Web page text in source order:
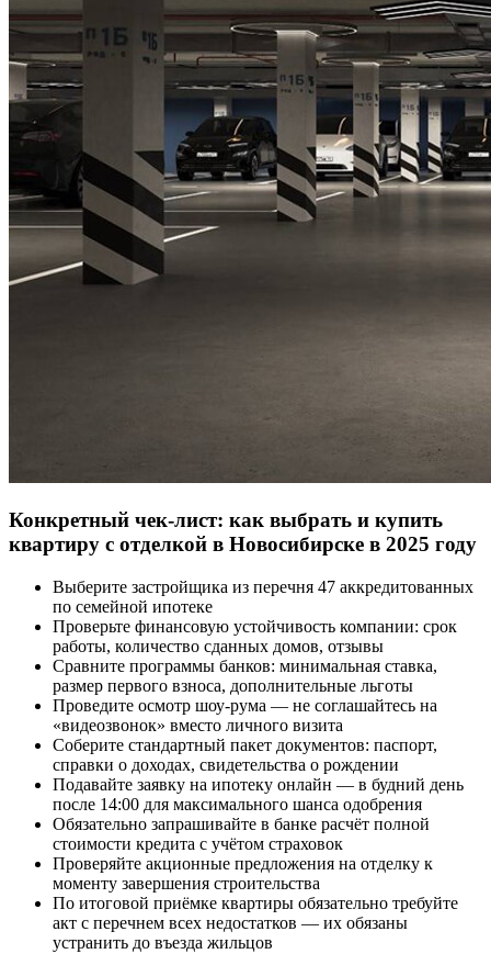
Конкретный чек-лист: как выбрать и купить
квартиру с отделкой в Новосибирске в 2025 году
Выберите застройщика из перечня 47 аккредитованных
по семейной ипотеке
Проверьте финансовую устойчивость компании: срок
работы, количество сданных домов, отзывы
Сравните программы банков: минимальная ставка,
размер первого взноса, дополнительные льготы
Проведите осмотр шоу-рума — не соглашайтесь на
«видеозвонок» вместо личного визита
Соберите стандартный пакет документов: паспорт,
справки о доходах, свидетельства о рождении
Подавайте заявку на ипотеку онлайн — в будний день
после 14:00 для максимального шанса одобрения
Обязательно запрашивайте в банке расчёт полной
стоимости кредита с учётом страховок
Проверяйте акционные предложения на отделку к
моменту завершения строительства
По итоговой приёмке квартиры обязательно требуйте
акт с перечнем всех недостатков — их обязаны
устранить до въезда жильцов